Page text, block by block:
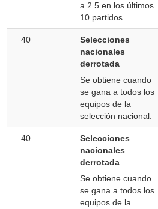
a 2.5 en los últimos
10 partidos.
40
Selecciones
nacionales
derrotada
Se obtiene cuando
se gana a todos los
equipos de la
selección nacional.
40
Selecciones
nacionales
derrotada
Se obtiene cuando
se gana a todos los
equipos de la